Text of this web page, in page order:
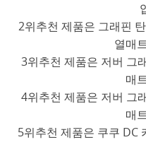
2위추천 제품은 그래핀
열매
3위추천 제품은 저버 그
매
4위추천 제품은 저버 그
매
5위추천 제품은 쿠쿠 DC